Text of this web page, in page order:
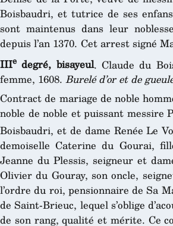
Boisbaudri, et tutrice de ses
sont maintenus dans leur
depuis l’an 1370. Cet arrest signé
IIIe degré, bisayeul. Claude du
femme, 1608. Burelé d’or et de
Contract de mariage de noble
noble de noble et puissant messire
Boisbaudri, et de dame Renée Le
demoiselle Caterine du Gourai,
Jeanne du Plessis, seigneur et
Olivier du Gouray, son oncle,
l’ordre du roi, pensionnaire de Sa
de Saint-Brieuc, lequel s’oblige
de son rang, qualité et mérite. Ce